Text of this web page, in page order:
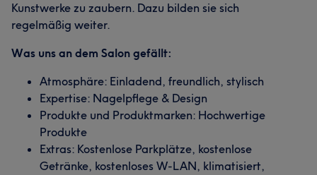
Kunstwerke zu zaubern. Dazu bilden sie sich
regelmäßig weiter.
Was uns an dem Salon gefällt:
Atmosphäre: Einladend, freundlich, stylisch
Expertise: Nagelpflege & Design
Produkte und Produktmarken: Hochwertige
Produkte
Extras: Kostenlose Parkplätze, kostenlose
Getränke, kostenloses W-LAN, klimatisiert,